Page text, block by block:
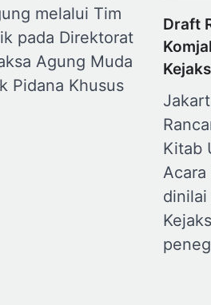
melalui Tim
pada Direktorat
Agung Muda
Pidana Khusus
Draft
Kitab
Acara